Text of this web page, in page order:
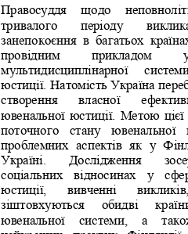
Правосуддя  щодо
тривалого   періоду
занепокоєння  в  багатьох
провідним
прикладом
мультидисциплінарної
юстиції. Натомість Україна
створення   власної
ювенальної юстиції. Метою цієї
поточного  стану  ювенальної
проблемних  аспектів  як у
Україні.   Дослідження
соціальних  відносинах  у
юстиції,   вивченні
зіштовхуються  обидві
ювенальної  системи,  а